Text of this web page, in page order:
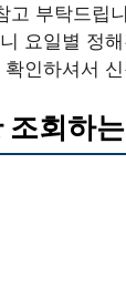
고 부탁드립
요일별 정
인하셔서
조회하